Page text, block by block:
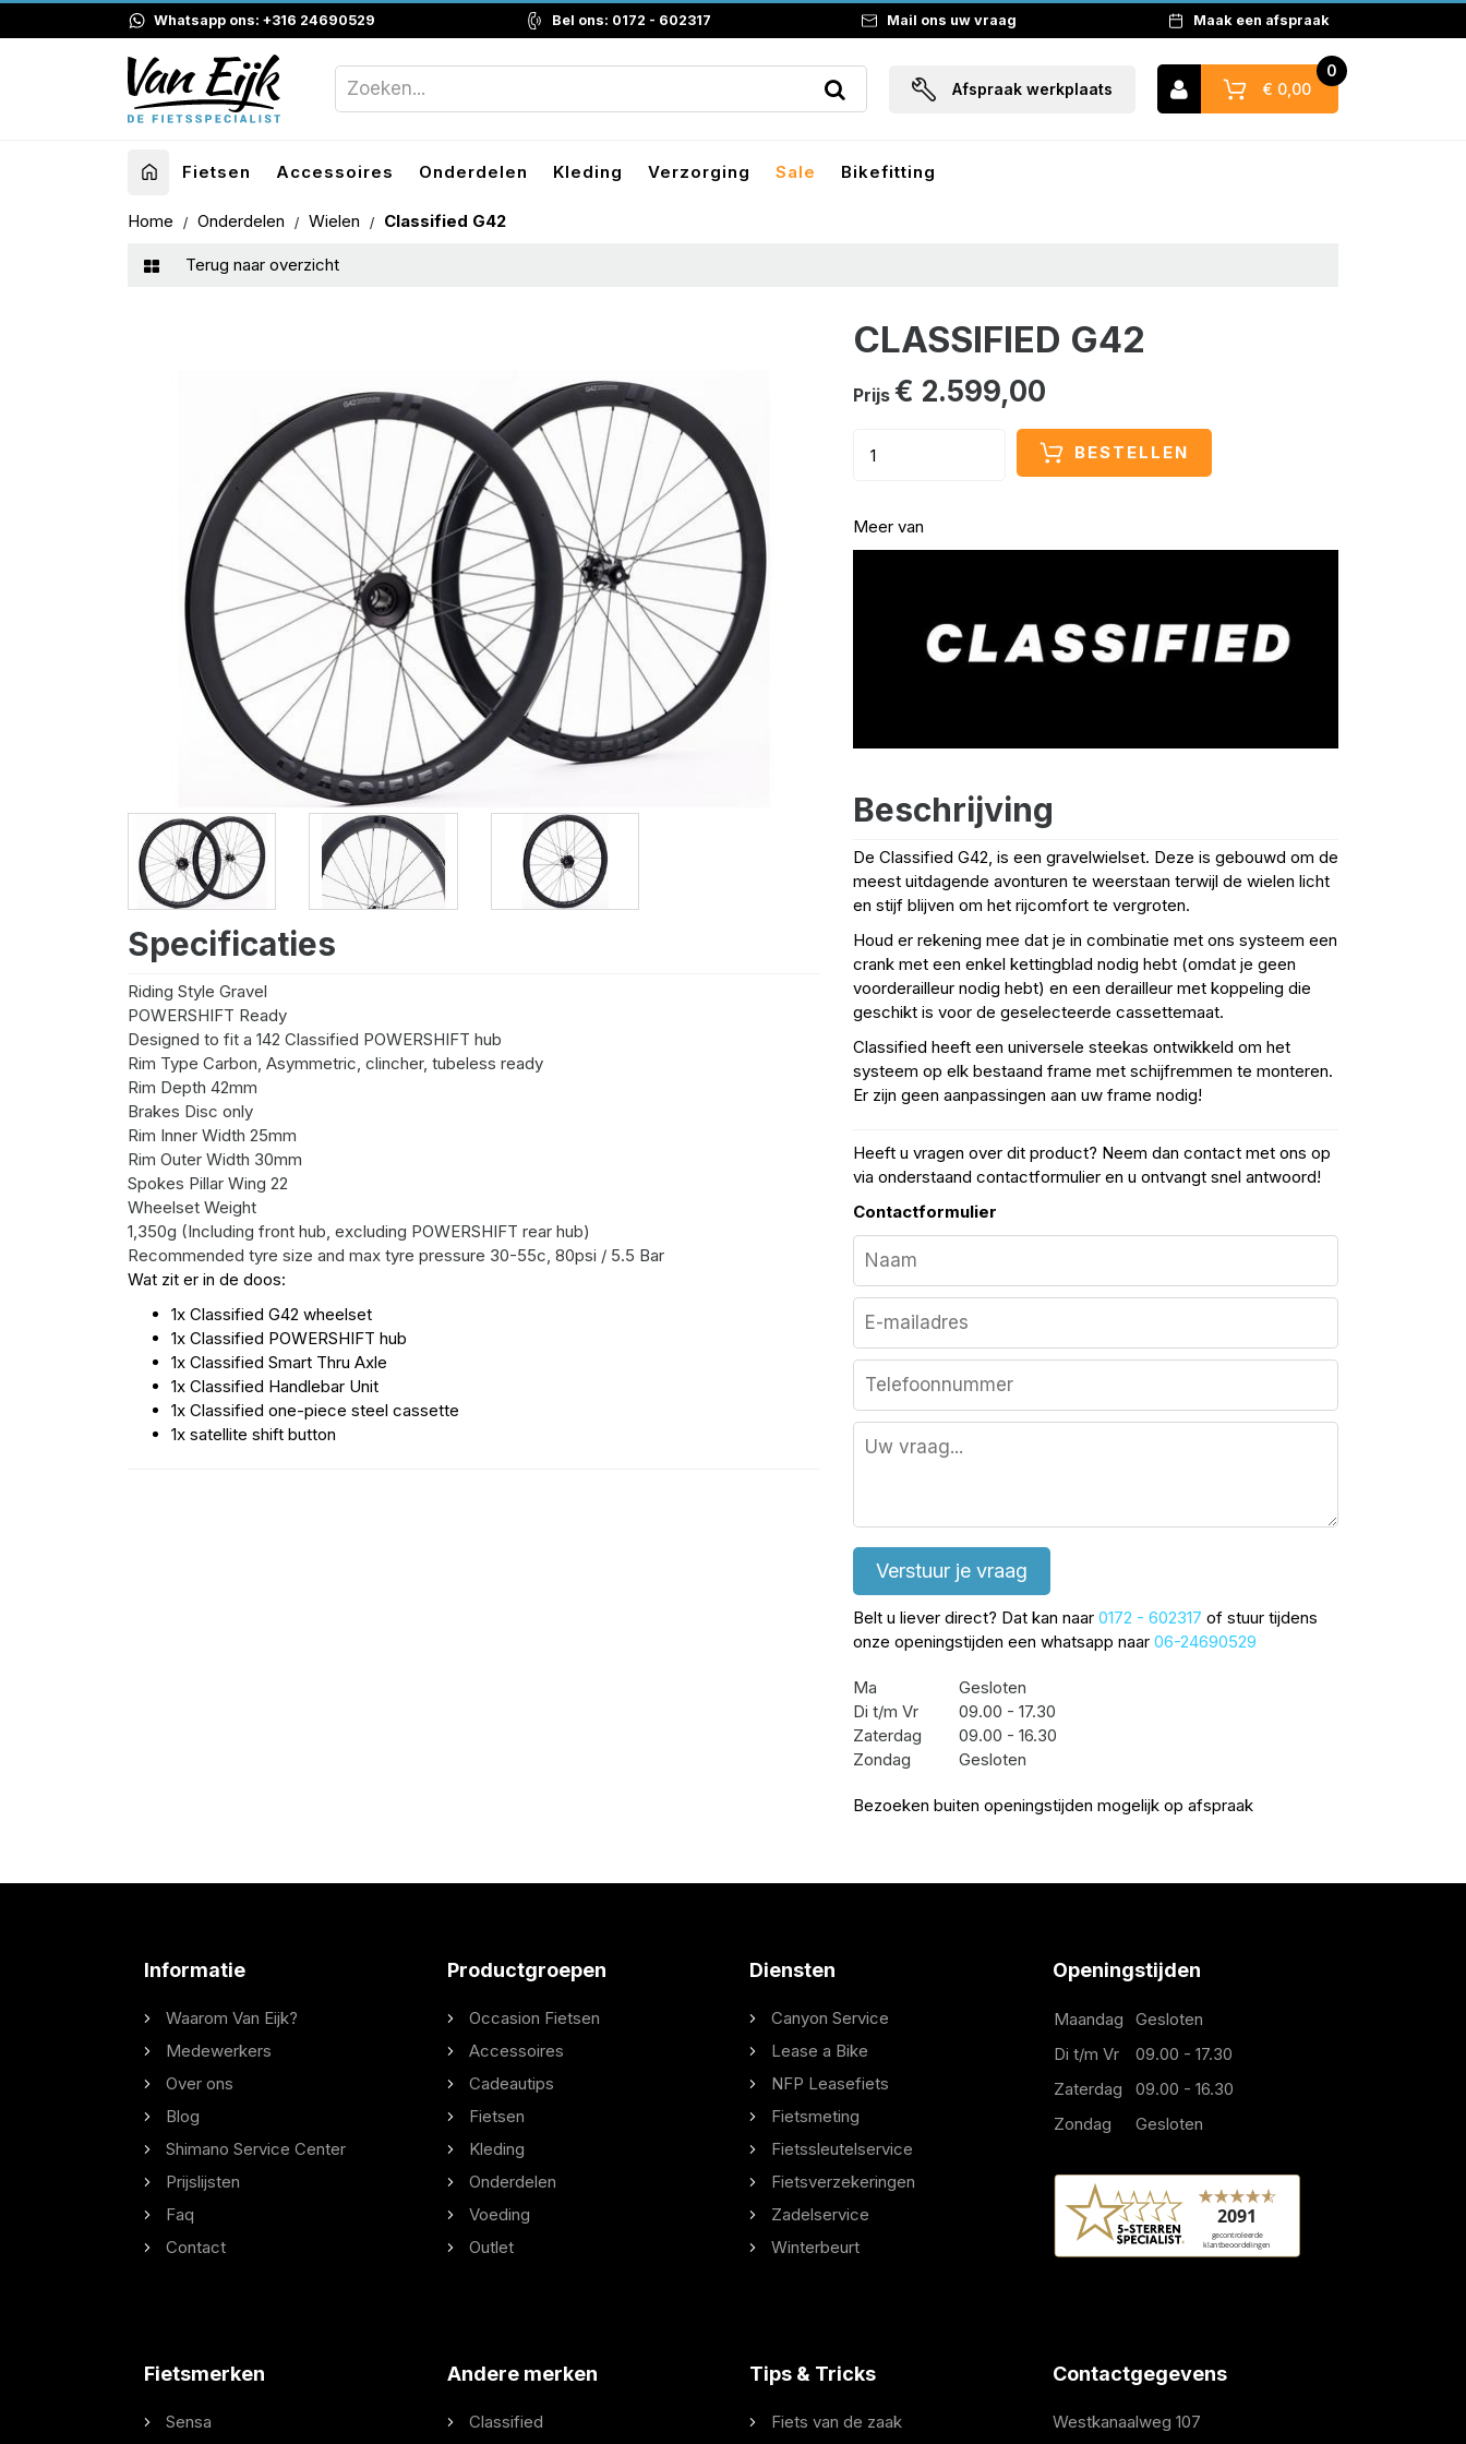
Whatsapp ons: +316 24690529 Bel ons: 0172 - 602317 Mail ons uw vraag Maak een afspraak
Afspraak werkplaats € 0,00
0
Fietsen Accessoires Onderdelen Kleding Verzorging Sale Bikefitting
Home Onderdelen Wielen Classified G42
Terug naar overzicht
CLASSIFIED G42
Specificaties
Riding Style Gravel
POWERSHIFT Ready
Designed to fit a 142 Classified POWERSHIFT hub
Rim Type Carbon, Asymmetric, clincher, tubeless ready
Rim Depth 42mm
Brakes Disc only
Rim Inner Width 25mm
Rim Outer Width 30mm
Spokes Pillar Wing 22
Wheelset Weight
1,350g (Including front hub, excluding POWERSHIFT rear hub)
Recommended tyre size and max tyre pressure 30-55c, 80psi / 5.5 Bar
Wat zit er in de doos:
1x Classified G42 wheelset
1x Classified POWERSHIFT hub
1x Classified Smart Thru Axle
1x Classified Handlebar Unit
1x Classified one-piece steel cassette
1x satellite shift button
Prijs € 2.599,00
BESTELLEN
Meer van
Beschrijving
De Classified G42, is een gravelwielset. Deze is gebouwd om de
meest uitdagende avonturen te weerstaan terwijl de wielen licht
en stijf blijven om het rijcomfort te vergroten.
Houd er rekening mee dat je in combinatie met ons systeem een
​​crank met een enkel kettingblad nodig hebt (omdat je geen
voorderailleur nodig hebt) en een derailleur met koppeling die
geschikt is voor de geselecteerde cassettemaat.
Classified heeft een universele steekas ontwikkeld om het
systeem op elk bestaand frame met schijfremmen te monteren.
Er zijn geen aanpassingen aan uw frame nodig!
Heeft u vragen over dit product? Neem dan contact met ons op
via onderstaand contactformulier en u ontvangt snel antwoord!
Contactformulier
Verstuur je vraag
Belt u liever direct? Dat kan naar 0172 - 602317 of stuur tijdens
onze openingstijden een whatsapp naar 06-24690529
Ma
Gesloten
Di t/m Vr
09.00 - 17.30
Zaterdag
09.00 - 16.30
Zondag
Gesloten
Bezoeken buiten openingstijden mogelijk op afspraak
Informatie
Waarom Van Eijk?
Medewerkers
Over ons
Blog
Shimano Service Center
Prijslijsten
Faq
Contact
Productgroepen
Occasion Fietsen
Accessoires
Cadeautips
Fietsen
Kleding
Onderdelen
Voeding
Outlet
Diensten
Canyon Service
Lease a Bike
NFP Leasefiets
Fietsmeting
Fietssleutelservice
Fietsverzekeringen
Zadelservice
Winterbeurt
Openingstijden
Maandag
Gesloten
Di t/m Vr
09.00 - 17.30
Zaterdag
09.00 - 16.30
Zondag
Gesloten
Fietsmerken
Sensa
Andere merken
Classified
Tips & Tricks
Fiets van de zaak
Contactgegevens
Westkanaalweg 107